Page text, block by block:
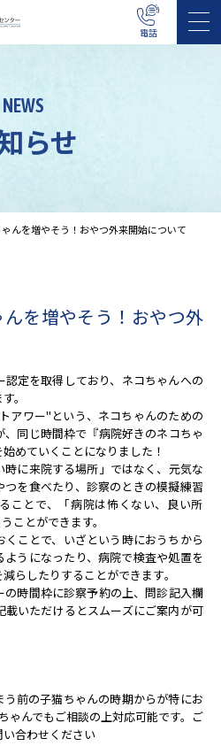
電話
NEWS
らせ
んを増やそう！おやつ外来開始について
を増やそう！おやつ外
定を取得しており、ネコちゃんへの
。
アワー"という、ネコちゃんのための
同じ時間枠で『病院好きのネ コちゃ
めていくことになりました ！
時に来院する場所」ではなく、元気な
を食べたり、診察のときの模擬練習
ことで、「病院は怖くない、良い所
ことができます。
ことで、いざという時におうちから
うになったり、病院で検査や処置を
らしたりすることができます。
時間枠に診察予約の上、問診記入欄
いただけるとスムーズにご案内が可
前の子猫ちゃんの時期からが特にお
ゃんでもご相談の上対応可能です。ご
合わせください